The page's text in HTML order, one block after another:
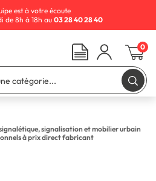
signalisation et mobilier urbain
à prix direct fabricant
est à votre écoute
de 8h à 18h au03 28 40 28 40
0